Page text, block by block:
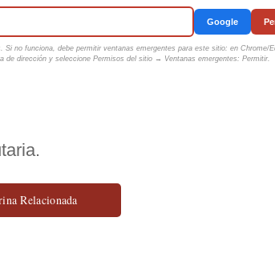
Google
no funciona, debe permitir ventanas emergentes para este sitio: en Chrome/
de dirección y seleccione Permisos del sitio → Ventanas emergentes: Permitir.
Relacionada